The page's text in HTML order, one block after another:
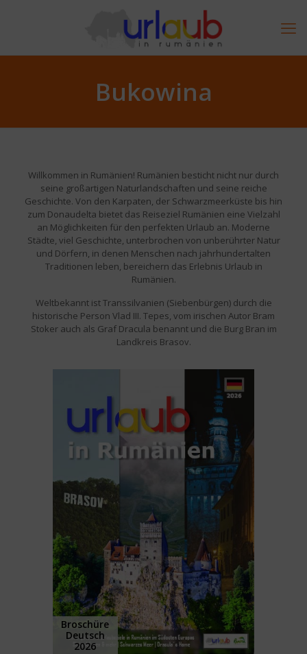
Bukowina
Willkommen in Rumänien! Rumänien besticht nicht nur durch
seine großartigen Naturlandschaften und seine reiche
Geschichte. Von den Karpaten, der Schwarzmeerküste bis hin
zum Donaudelta bietet das Reiseziel Rumänien eine Vielzahl
an Möglichkeiten für den perfekten Urlaub an. Moderne
Städte, viel Geschichte, unterbrochen von unberührter Natur
und Dörfern, in denen Menschen nach jahrhundertalten
Traditionen leben, bereichern das Erlebnis Urlaub in
Rumänien.
Weltbekannt ist Transsilvanien (Siebenbürgen) durch die
historische Person Vlad III. Tepes, vom irischen Autor Bram
Stoker auch als Graf Dracula benannt und die Burg Bran im
Landkreis Brasov.
Broschüre
Deutsch
2026